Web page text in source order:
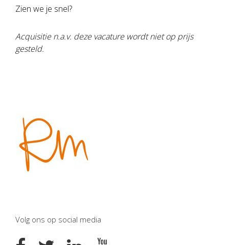
Zien we je snel?
Acquisitie n.a.v. deze vacature wordt niet op prijs
gesteld.
Volg ons op social media